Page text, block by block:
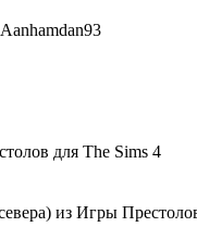
для The Sims 4
из Игры